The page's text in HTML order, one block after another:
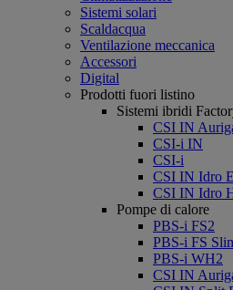
Sistemi solari
Scaldacqua
Ventilazione meccanica
Accessori
Digital
Prodotti fuori listino
Sistemi ibridi
CSI IN
CSI-i IN
CSI-i
CSI IN Idro
CSI IN Idro
Pompe di calore
PBS-i FS2
PBS-i FS
PBS-i WH2
CSI IN